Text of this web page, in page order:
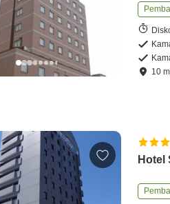
10
Hotel